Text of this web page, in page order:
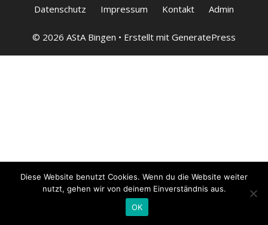
Datenschutz Impressum Kontakt Admin
© 2026 AStA Bingen • Erstellt mit GeneratePress
Diese Website benutzt Cookies. Wenn du die Website weiter
nutzt, gehen wir von deinem Einverständnis aus.
OK